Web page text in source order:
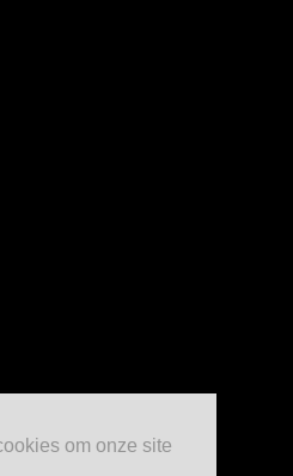
om onze site